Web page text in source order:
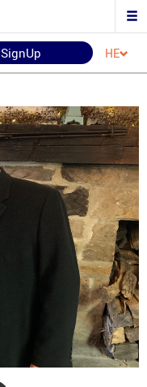
SignUp HE